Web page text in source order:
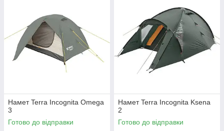
Намет Terra Incognita Omega
3
Готово до відправки
Намет Terra Incognita Ksena
2
Готово до відправки